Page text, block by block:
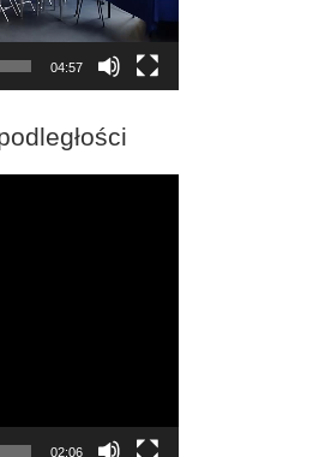
04:57
02:06